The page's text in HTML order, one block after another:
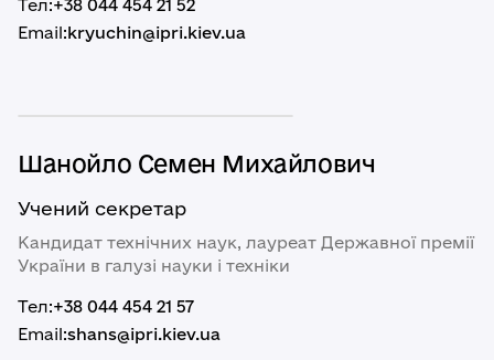
Тел:+38 044 454 21 52
Email:kryuchin@ipri.kiev.ua
Шанойло Семен Михайлович
Учений секретар
Кандидат технічних наук, лауреат Державної премії
України в галузі науки і техніки
Тел:+38 044 454 21 57
Email:shans@ipri.kiev.ua